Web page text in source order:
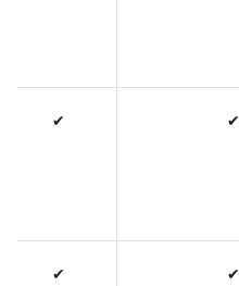
✔
✔
✔
✔